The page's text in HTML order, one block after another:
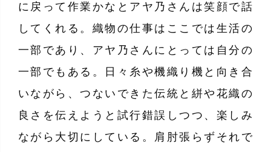
に戻って作業かなとアヤ乃さんは笑顔で話
してくれる。織物の仕事はここでは生活の
一部であり、アヤ乃さんにとっては自分の
一部でもある。日々糸や機織り機と向き合
いながら、つないできた伝統と絣や花織の
良さを伝えようと試行錯誤しつつ、楽しみ
ながら大切にしている。肩肘張らずそれで